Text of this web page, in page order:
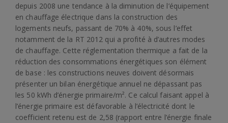
depuis 2008 une tendance à la diminution de l’équipement
en chauffage électrique dans la construction des
logements neufs, passant de 70% à 40%, sous l’effet
notamment de la RT 2012 qui a profité à d’autres modes
de chauffage. Cette réglementation thermique a fait de la
réduction des consommations énergétiques son élément
de base : les constructions neuves doivent désormais
présenter un bilan énergétique annuel ne dépassant pas
les 50 kWh d’énergie primaire/m². Ce calcul faisant appel à
l’énergie primaire est défavorable à l’électricité dont le
coefficient retenu est de 2,58 (rapport entre l’énergie finale